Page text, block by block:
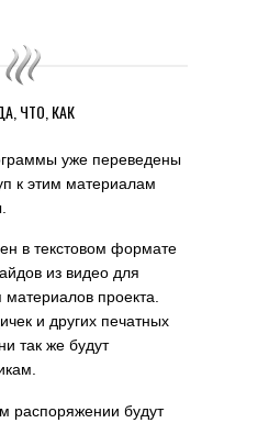
ЧТО, КАК
уже переведены
к этим материалам
в текстовом формате
из видео для
проекта.
и других печатных
так же будут
распоряжении будут